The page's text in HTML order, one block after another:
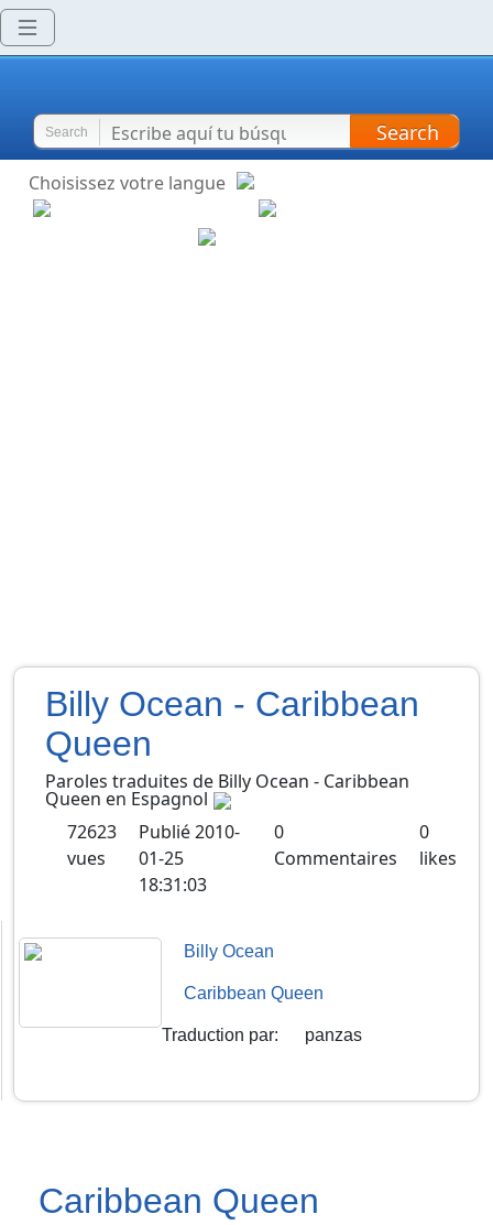
Search Search
Choisissez votre langue
Billy Ocean - Caribbean
Queen
Paroles traduites de Billy Ocean - Caribbean
Queen en Espagnol
72623
vues
Publié2010-
01-25
18:31:03
0
Commentaires
0
likes
Billy Ocean
Caribbean Queen
Traduction par: panzas
Caribbean Queen